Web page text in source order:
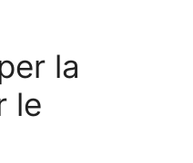
la
le